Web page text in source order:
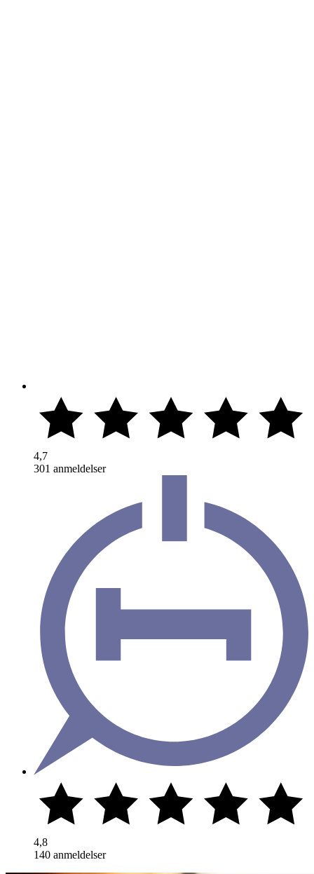
4,7
301 anmeldelser
4,8
140 anmeldelser